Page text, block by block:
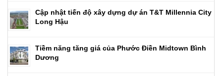
Cập nhật tiến độ xây dựng dự án T&T Millennia City
Long Hậu
Tiềm năng tăng giá của Phước Điền Midtown Bình
Dương